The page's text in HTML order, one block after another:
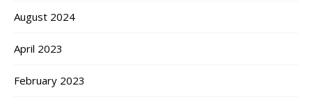
August 2024
April 2023
February 2023